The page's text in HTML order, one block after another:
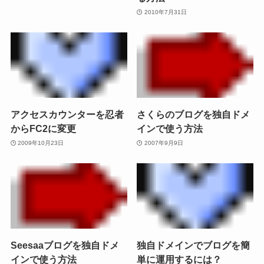
2010年7月31日
アクセスカウンターを忍者
からFC2に変更
2009年10月23日
さくらのブログを独自ドメ
インで使う方法
2007年9月9日
Seesaaブログを独自ドメ
インで使う方法
独自ドメインでブログを簡
単に運用するには？